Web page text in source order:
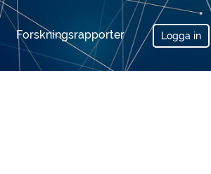
Forskningsrapporter
Logga in